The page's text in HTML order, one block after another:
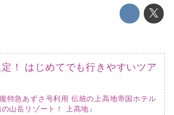
！ はじめてでも行きやすいツア
特急あずさ号利用 伝統の上高地帝国ホテル
山岳リゾート！ 上高地』